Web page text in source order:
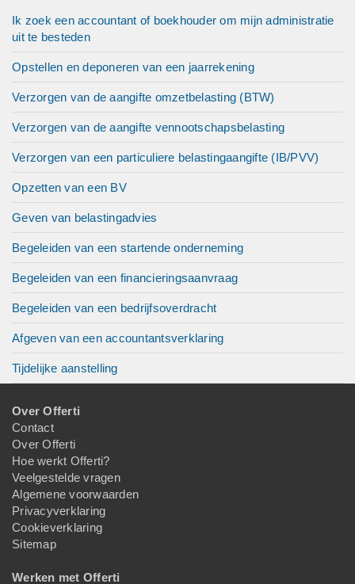
Ik zoek een accountant of boekhouder om mijn administratie
uit te besteden
Opstellen en deponeren van een jaarrekening
Verzorgen van de aangifte omzetbelasting (BTW)
Verzorgen van de aangifte vennootschapsbelasting
Verzorgen van een particuliere belastingaangifte (IB/PVV)
Opzetten van een BV
Geven van belastingadvies
Begeleiden van een startende onderneming
Begeleiden van een financieringsaanvraag
Begeleiden van een bedrijfsoverdracht
Afgeven van een accountantsverklaring
Tijdelijke aanstelling
Over Offerti
Contact
Over Offerti
Hoe werkt Offerti?
Veelgestelde vragen
Algemene voorwaarden
Privacyverklaring
Cookieverklaring
Sitemap
Werken met Offerti